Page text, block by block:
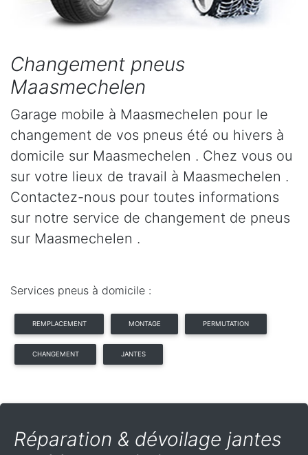
Changement pneus
Maasmechelen
Garage mobile à Maasmechelen pour le
changement de vos pneus été ou hivers à
domicile sur Maasmechelen . Chez vous ou
sur votre lieux de travail à Maasmechelen .
Contactez-nous pour toutes informations
sur notre service de changement de pneus
sur Maasmechelen .
Services pneus à domicile :
REMPLACEMENT MONTAGE PERMUTATION
CHANGEMENT JANTES
Réparation & dévoilage jantes